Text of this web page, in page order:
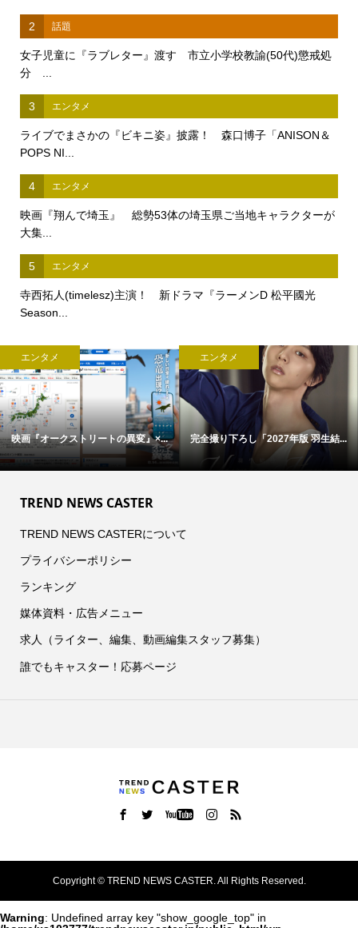
2 話題
女子児童に『ラブレター』渡す 市立小学校教諭(50代)懲戒処
分 ...
3 エンタメ
ライブでまさかの『ビキニ姿』披露！ 森口博子「ANISON＆
POPS NI...
4 エンタメ
映画『翔んで埼玉』 総勢53体の埼玉県ご当地キャラクターが
大集...
5 エンタメ
寺西拓人(timelesz)主演！ 新ドラマ『ラーメンD 松平國光
Season...
エンタメ
映画『オークストリートの異変』×...
エンタメ
完全撮り下ろし「2027年版 羽生結...
TREND NEWS CASTER
TREND NEWS CASTERについて
プライバシーポリシー
ランキング
媒体資料・広告メニュー
求人（ライター、編集、動画編集スタッフ募集）
誰でもキャスター！応募ページ
Copyright ©TREND NEWS CASTER. All Rights Reserved.
Warning: Undefined array key "show_google_top" in